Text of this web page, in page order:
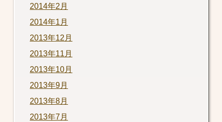
2014年2月
2014年1月
2013年12月
2013年11月
2013年10月
2013年9月
2013年8月
2013年7月